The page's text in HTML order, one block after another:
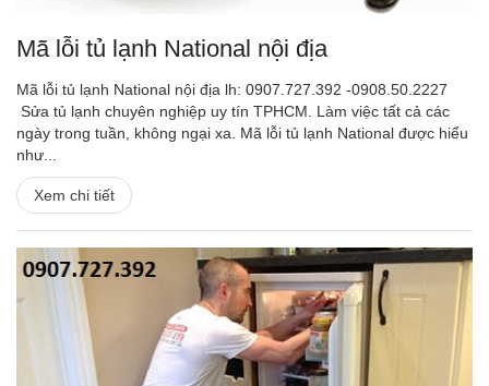
Mã lỗi tủ lạnh National nội địa
Mã lỗi tủ lạnh National nội địa lh: 0907.727.392 -0908.50.2227
Sửa tủ lạnh chuyên nghiệp uy tín TPHCM. Làm việc tất cả các
ngày trong tuần, không ngại xa. Mã lỗi tủ lạnh National được hiểu
như...
Xem chi tiết